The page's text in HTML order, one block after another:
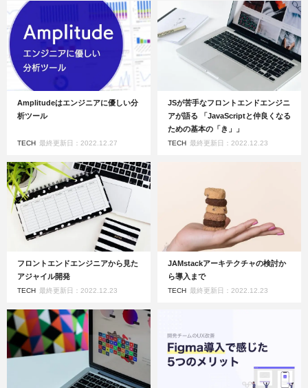
Amplitudeはエンジニアに優しい分
析ツール
TECH 最終更新日：2022.12.27
JSが苦手なフロントエンドエンジニ
アが語る 「JavaScriptと仲良くなる
ための基本の「き」」
TECH 最終更新日：2022.12.23
フロントエンドエンジニアから見た
アジャイル開発
TECH 最終更新日：2022.12.23
JAMstackアーキテクチャの検討か
ら導入まで
TECH 最終更新日：2022.12.23